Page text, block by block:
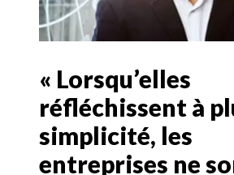
« Lorsqu’elles
réfléchissent à
simplicité, les
entreprises ne